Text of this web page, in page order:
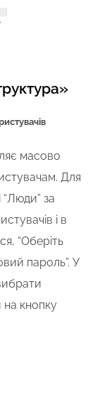
масово
Для
“Люди” за
і в
“Оберіть
пароль”. У
на кнопку